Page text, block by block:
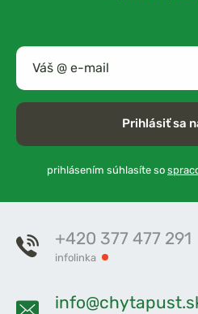
Prihlásiť sa
prihlásením súhlasíte so
+420 377 477 291
infolinka